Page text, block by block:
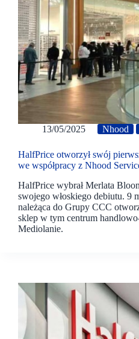
13/05/2025 Nhood
HalfPrice otworzył swój
we współpracy z Nhood
HalfPrice wybrał Merlata
swojego włoskiego debiutu. 9
należąca do Grupy CCC
sklep w tym centrum
Mediolanie.